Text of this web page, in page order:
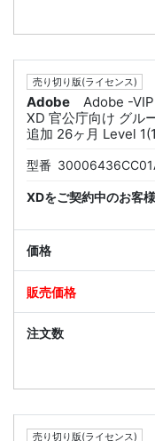
売り切り版(ライセンス)
Adobe
Adobe -
XD 官公庁向け グル
追加 26ヶ月 Level
型番
XDをご契約中のお客
売り切り版(ライセンス)